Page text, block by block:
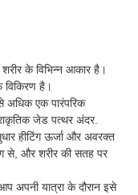
के विभिन्न आकार है।
विकिरण है।
अधिक एक पारंपरिक
जेड पत्थर अंदर.
हीटिंग ऊर्जा और अवरक्त
से, और शरीर की सतह पर
अपनी यात्रा के दौरान इसे